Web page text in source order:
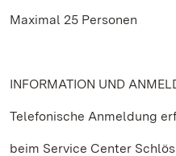
Maximal 25 Personen
INFORMATION UND
Telefonische Anmeldung
beim Service Center